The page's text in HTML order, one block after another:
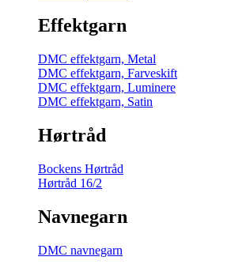
Effektgarn
DMC effektgarn, Metal
DMC effektgarn, Farveskift
DMC effektgarn, Luminere
DMC effektgarn, Satin
Hørtråd
Bockens Hørtråd
Hørtråd 16/2
Navnegarn
DMC navnegarn